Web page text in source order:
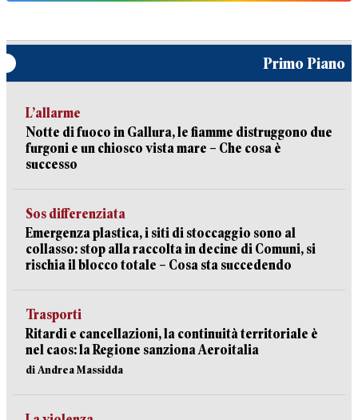
Primo Piano
L’allarme
Notte di fuoco in Gallura, le fiamme distruggono due
furgoni e un chiosco vista mare – Che cosa è
successo
Sos differenziata
Emergenza plastica, i siti di stoccaggio sono al
collasso: stop alla raccolta in decine di Comuni, si
rischia il blocco totale – Cosa sta succedendo
Trasporti
Ritardi e cancellazioni, la continuità territoriale è
nel caos: la Regione sanziona Aeroitalia
di Andrea Massidda